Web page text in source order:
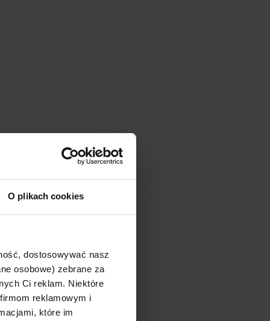
O plikach cookies
dostosowywać nasz
osobowe) zebrane za
Ci reklam. Niektóre
reklamowym i
które im